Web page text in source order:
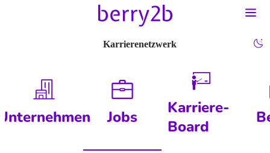
Karrierenetzwerk
Jobs
Karriere-
Board